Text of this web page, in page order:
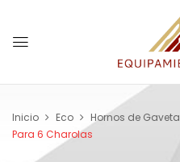
Inicio Eco Hornos de Gaveta
Para 6 Charolas